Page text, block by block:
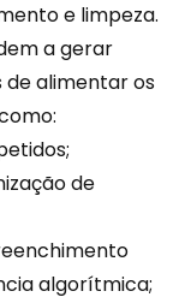
e limpeza.
a gerar
de alimentar os
de
algorítmica;